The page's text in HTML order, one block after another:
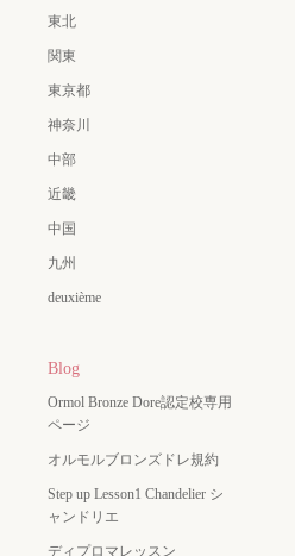
東北
関東
東京都
神奈川
中部
近畿
中国
九州
deuxième
Blog
Ormol Bronze Dore認定校専用
ページ
オルモルブロンズドレ規約
Step up Lesson1 Chandelier シ
ャンドリエ
ディプロマレッスン